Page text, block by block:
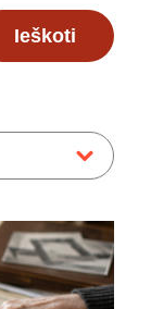
Ieškoti